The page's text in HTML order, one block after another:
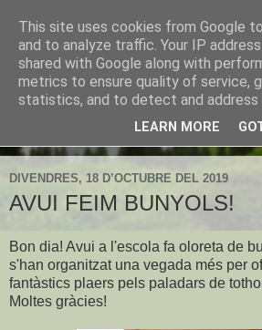
CEIP
L'espai web de l'escola d'Establiments
DIVENDRES, 18 D’OCTUBRE DEL 2019
AVUI FEIM BUNYOLS!
Bon dia! Avui a l'escola fa oloreta de
s'han organitzat una vegada més per
fantàstics plaers pels paladars de
Moltes gràcies!
This site uses cookies from Google
and to analyze traffic. Your IP
shared with Google along with
metrics to ensure quality of service,
statistics, and to detect and address
LEARN MORE